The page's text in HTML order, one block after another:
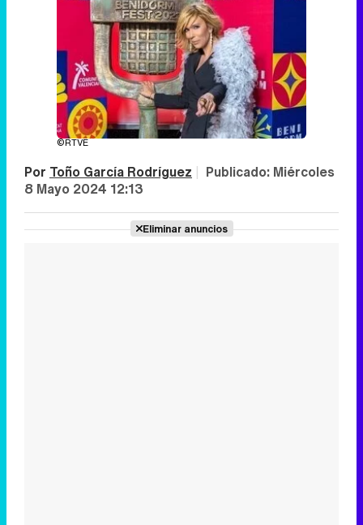
©RTVE
Por Toño García Rodríguez | Publicado: Miércoles
8 Mayo 2024 12:13
Eliminar anuncios